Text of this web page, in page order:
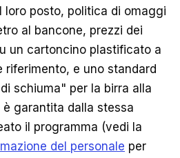
loro posto, politica di omaggi
al bancone, prezzi dei
un cartoncino plastificato a
riferimento, e uno standard
schiuma" per la birra alla
garantita dalla stessa
il programma (vedi la
del personale per